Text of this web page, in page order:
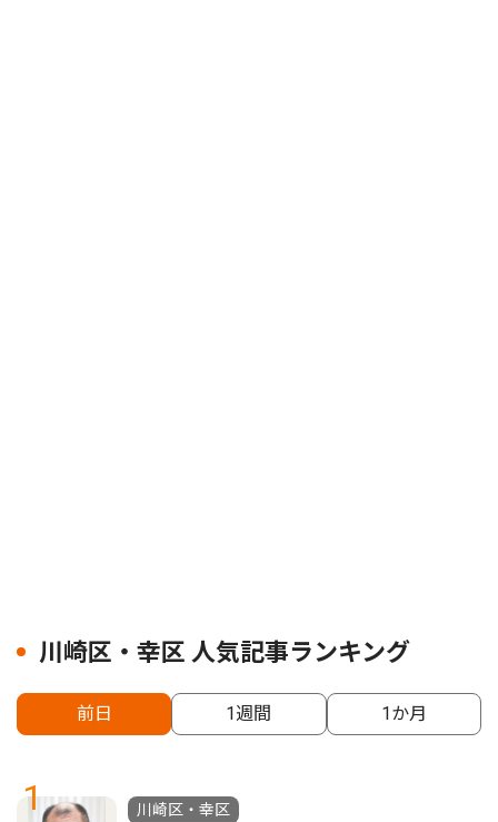
川崎区・幸区 人気記事ランキング
前日 1週間 1か月
1
川崎区・幸区